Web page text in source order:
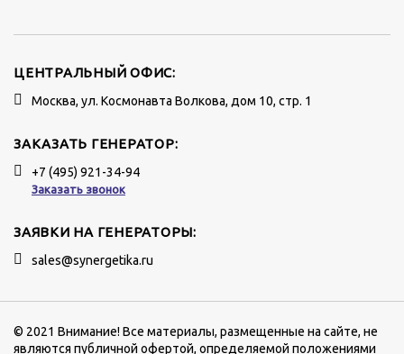
ЦЕНТРАЛЬНЫЙ ОФИС:
Москва, ул. Космонавта Волкова, дом 10, стр. 1
ЗАКАЗАТЬ ГЕНЕРАТОР:
+7 (495) 921-34-94
Заказать звонок
ЗАЯВКИ НА ГЕНЕРАТОРЫ:
sales@synergetika.ru
© 2021 Внимание! Все материалы, размещенные на сайте, не
являются публичной офертой, определяемой положениями